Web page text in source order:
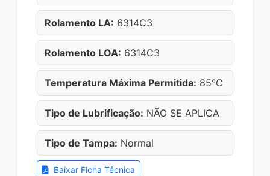
Rolamento LA: 6314C3
Rolamento LOA: 6314C3
Temperatura Máxima Permitida: 85°C
Tipo de Lubrificação: NÃO SE APLICA
Tipo de Tampa: Normal
Baixar Ficha Técnica